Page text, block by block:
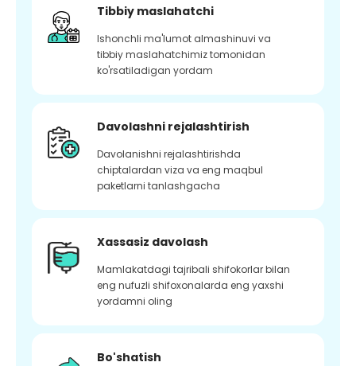
Tibbiy maslahatchi
Ishonchli ma'lumot almashinuvi va
tibbiy maslahatchimiz tomonidan
ko'rsatiladigan yordam
Davolashni rejalashtirish
Davolanishni rejalashtirishda
chiptalardan viza va eng maqbul
paketlarni tanlashgacha
Xassasiz davolash
Mamlakatdagi tajribali shifokorlar bilan
eng nufuzli shifoxonalarda eng yaxshi
yordamni oling
Bo'shatish